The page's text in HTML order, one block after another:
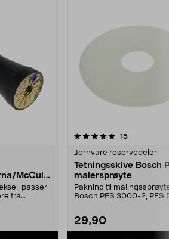
McCullo
passer
fra
15anmeldelser
Jernvare reservedeler
Tetningsskive Bosch
malersprøyte
Pakning til
Bosch PFS 3000-2, PFS
29,90
4.5 av 5 stjerner